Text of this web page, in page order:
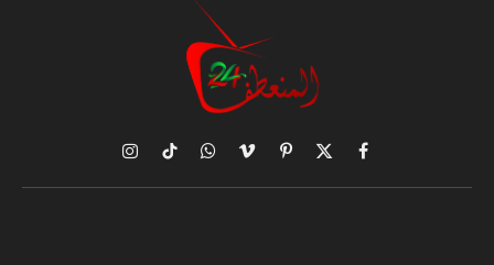
فيسبوك
X
(Twitter)
بينتيريستفيميوواتسابتيكتوكالانستغرام